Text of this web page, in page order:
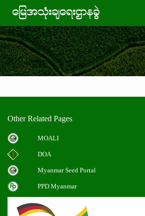
Other Related Pages
MOALI
DOA
Myanmar Seed Portal
PPD Myanmar